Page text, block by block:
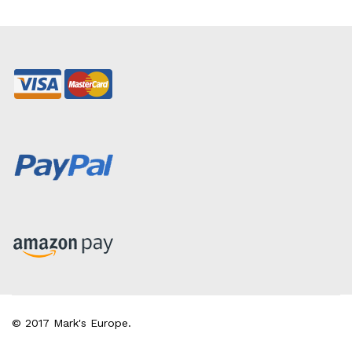
© 2017 Mark's Europe.